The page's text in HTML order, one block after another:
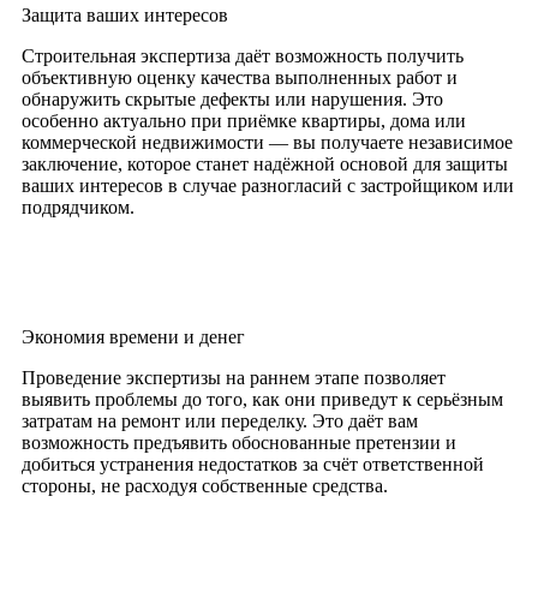
Защита ваших интересов
Строительная экспертиза даёт возможность получить
объективную оценку качества выполненных работ и
обнаружить скрытые дефекты или нарушения. Это
особенно актуально при приёмке квартиры, дома или
коммерческой недвижимости — вы получаете независимое
заключение, которое станет надёжной основой для защиты
ваших интересов в случае разногласий с застройщиком или
подрядчиком.
Экономия времени и денег
Проведение экспертизы на раннем этапе позволяет
выявить проблемы до того, как они приведут к серьёзным
затратам на ремонт или переделку. Это даёт вам
возможность предъявить обоснованные претензии и
добиться устранения недостатков за счёт ответственной
стороны, не расходуя собственные средства.